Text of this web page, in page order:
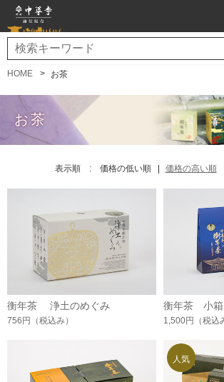
HOME お茶
お茶
表示順 : 価格の低い順 価格の高い順
衡年茶 浄土のめぐみ
756円 （税込み）
衡年茶 小箱
1,500円 （税込